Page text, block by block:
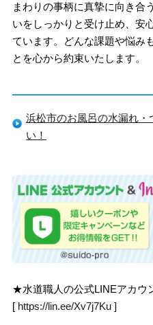
まわりの事柄に真摯に向き合
いをしっかりと受け止め、安
ています。どんな課題や悩み
とを心から約束いたします。
浜松市のお風呂の水漏れ・
い！
★水道職人の公式LINEアカウ
[ https://lin.ee/Xv7j7Ku ]